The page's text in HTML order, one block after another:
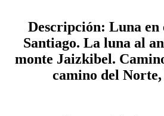
Descripción: Luna en
Santiago. La luna al
monte Jaizkibel.
camino del